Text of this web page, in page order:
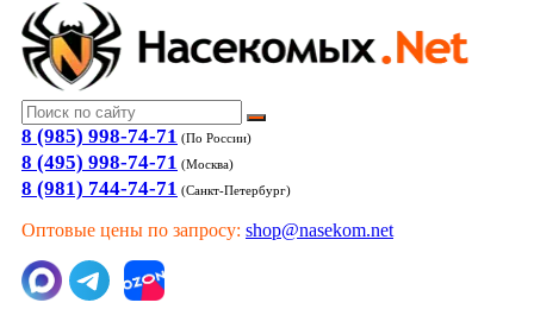
8 (985) 998-74-71 (По России)
8 (495) 998-74-71 (Москва)
8 (981) 744-74-71 (Санкт-Петербург)
Оптовые цены по запросу: shop@nasekom.net